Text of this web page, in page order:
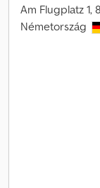
Am Flugplatz 1,
Németország